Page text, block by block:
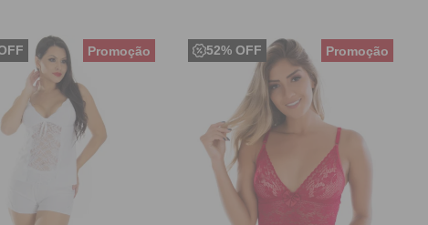
52% OFF